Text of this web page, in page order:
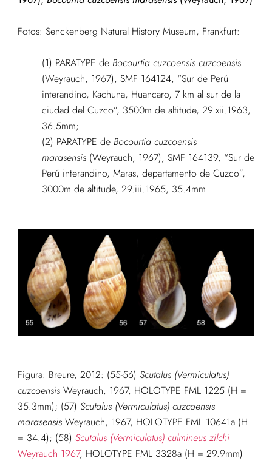
Fotos: Senckenberg Natural History Museum, Frankfurt:
(1) PARATYPE de Bocourtia cuzcoensis cuzcoensis
(Weyrauch, 1967), SMF 164124, “Sur de Perú
interandino, Kachuna, Huancaro, 7 km al sur de la
ciudad del Cuzco”, 3500m de altitude, 29.xii.1963,
36.5mm;
(2) PARATYPE de Bocourtia cuzcoensis
marasensis (Weyrauch, 1967), SMF 164139, “Sur de
Perú interandino, Maras, departamento de Cuzco”,
3000m de altitude, 29.iii.1965, 35.4mm
Figura: Breure, 2012: (55-56) Scutalus (Vermiculatus)
cuzcoensis Weyrauch, 1967, HOLOTYPE FML 1225 (H =
35.3mm); (57) Scutalus (Vermiculatus) cuzcoensis
marasensisWeyrauch, 1967, HOLOTYPE FML 10641a (H
= 34.4); (58) Scutalus (Vermiculatus) culmineus zilchi
Weyrauch 1967, HOLOTYPE FML 3328a (H = 29.9mm)